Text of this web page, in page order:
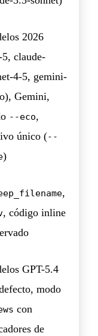
2026
claude-
4-5, gemini-
Gemini,
--eco,
único (--
)
,
, código inline
GPT-5.4
modo
con
de